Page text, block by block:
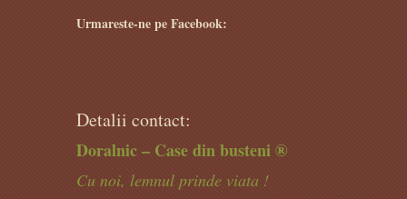
Urmareste-ne pe Facebook:
Detalii contact:
Doralnic – Case din busteni ®
Cu noi, lemnul prinde viata !